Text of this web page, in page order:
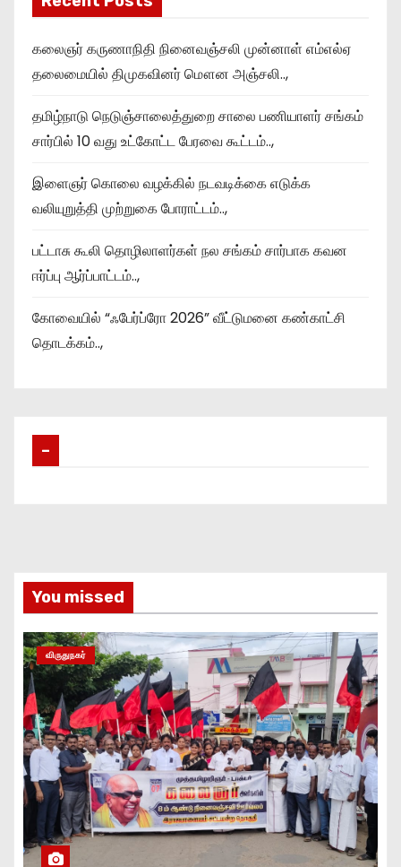
கலைஞர் கருணாநிதி நினைவஞ்சலி முன்னாள் எம்எல்ஏ
தலைமையில் திமுகவினர் மௌன அஞ்சலி..,
தமிழ்நாடு நெடுஞ்சாலைத்துறை சாலை பணியாளர் சங்கம்
சார்பில் 10 வது உட்கோட்ட பேரவை கூட்டம்..,
இளைஞர் கொலை வழக்கில் நடவடிக்கை எடுக்க
வலியுறுத்தி முற்றுகை போராட்டம்..,
பட்டாசு கூலி தொழிலாளர்கள் நல சங்கம் சார்பாக கவன
ஈர்ப்பு ஆர்ப்பாட்டம்..,
கோவையில் “ஃபேர்ப்ரோ 2026” வீட்டுமனை கண்காட்சி
தொடக்கம்..,
–
You missed
விருதுநகர்